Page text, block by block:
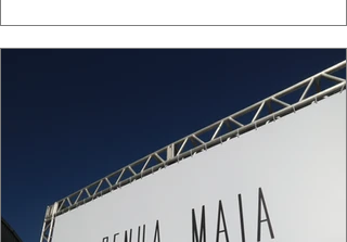
algo de intemporal em vestir o vento e
que ele conduza a cena. Cada dobra do
cada reflexo dourado da luz sobre a pe